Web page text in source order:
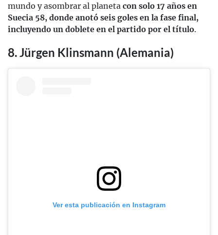
mundo y asombrar al planeta con solo 17 años en
Suecia 58, donde anotó seis goles en la fase final,
incluyendo un doblete en el partido por el título.
8. Jürgen Klinsmann (Alemania)
Ver esta publicación en Instagram